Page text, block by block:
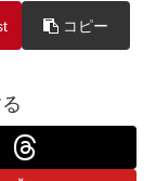
コピー